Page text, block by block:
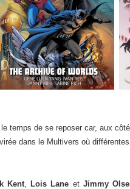
temps de se reposer car, aux
dans le Multivers où
Kent, Lois Lane et Jimmy